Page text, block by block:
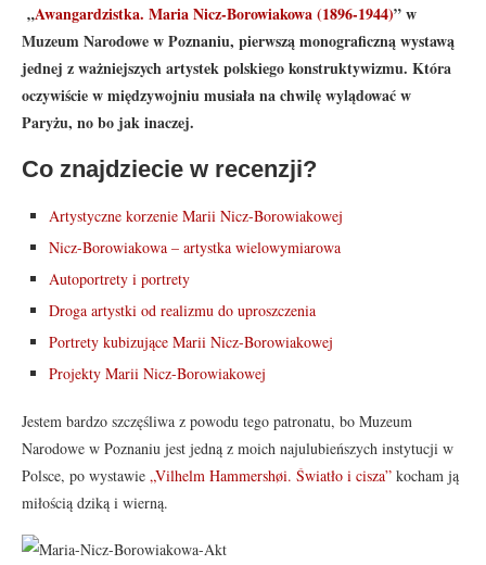
„Awangardzistka. Maria Nicz-Borowiakowa (1896-1944)” w
Muzeum Narodowe w Poznaniu, pierwszą monograficzną wystawą
jednej z ważniejszych artystek polskiego konstruktywizmu. Która
oczywiście w międzywojniu musiała na chwilę wylądować w
Paryżu, no bo jak inaczej.
Co znajdziecie w recenzji?
Artystyczne korzenie Marii Nicz-Borowiakowej
Nicz-Borowiakowa – artystka wielowymiarowa
Autoportrety i portrety
Droga artystki od realizmu do uproszczenia
Portrety kubizujące Marii Nicz-Borowiakowej
Projekty Marii Nicz-Borowiakowej
Jestem bardzo szczęśliwa z powodu tego patronatu, bo Muzeum
Narodowe w Poznaniu jest jedną z moich najulubieńszych instytucji w
Polsce, po wystawie „Vilhelm Hammershøi. Światło i cisza” kocham ją
miłością dziką i wierną.